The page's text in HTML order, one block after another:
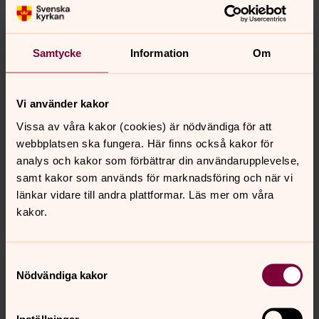
Samtycke Information Om
Vi använder kakor
Vissa av våra kakor (cookies) är nödvändiga för att
webbplatsen ska fungera. Här finns också kakor för
analys och kakor som förbättrar din användarupplevelse,
samt kakor som används för marknadsföring och när vi
länkar vidare till andra plattformar. Läs mer om våra
kakor.
Nödvändiga kakor
På diakonimottagningen kan den som behöver få
hjälpa till!
Diakoni i Kalmar pastorat
I Kalmar's fem församlingar pågår diakoni hela
tiden. Diakoner arbetar aktivt med;
- stöd och samtalsgrupper
- själavård
- aktiviteter; såsom caféer, bokcirklar,
- aktivt arbete med Kalmar stadsmission